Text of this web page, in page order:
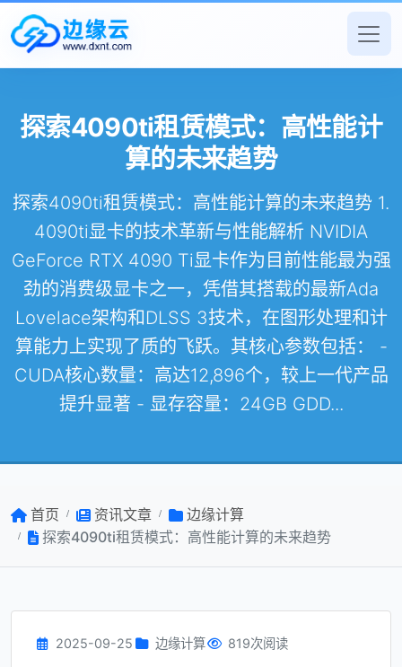
探索4090ti租赁模式：高性能计
算的未来趋势
探索4090ti租赁模式：高性能计算的未来趋势 1.
4090ti显卡的技术革新与性能解析 NVIDIA
GeForce RTX 4090 Ti显卡作为目前性能最为强
劲的消费级显卡之一，凭借其搭载的最新Ada
Lovelace架构和DLSS 3技术，在图形处理和计
算能力上实现了质的飞跃。其核心参数包括： -
CUDA核心数量：高达12,896个，较上一代产品
提升显著 - 显存容量：24GB GDD...
首页 资讯文章
边缘计算
探索4090ti租赁模式：高性能计算的未来趋势
2025-09-25 边缘计算 819次阅读